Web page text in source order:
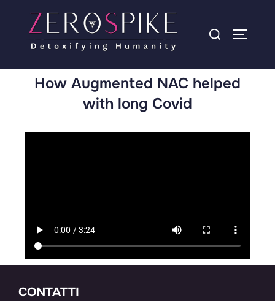
How Augmented NAC helped
with long Covid
CONTATTI